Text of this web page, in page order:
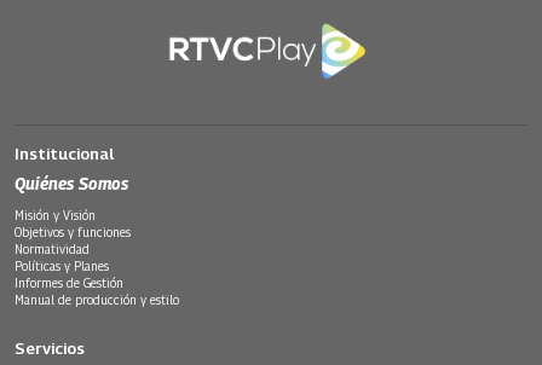
Institucional
Quiénes Somos
Misión y Visión
Objetivos y funciones
Normatividad
Políticas y Planes
Informes de Gestión
Manual de producción y estilo
Servicios